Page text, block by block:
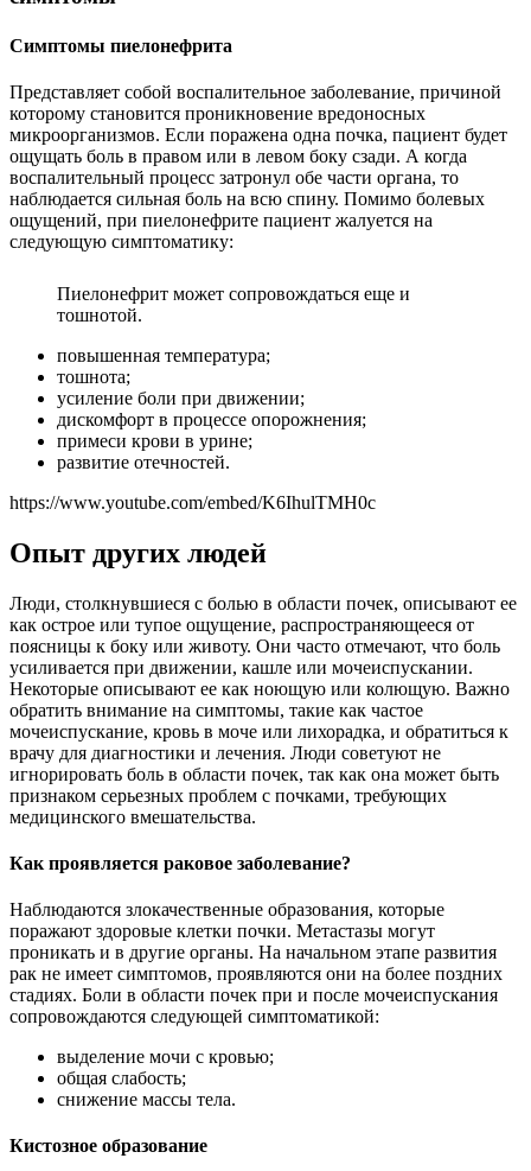
Симптомы пиелонефрита
Представляет собой воспалительное заболевание, причиной
которому становится проникновение вредоносных
микроорганизмов. Если поражена одна почка, пациент будет
ощущать боль в правом или в левом боку сзади. А когда
воспалительный процесс затронул обе части органа, то
наблюдается сильная боль на всю спину. Помимо болевых
ощущений, при пиелонефрите пациент жалуется на
следующую симптоматику:
Пиелонефрит может сопровождаться еще и
тошнотой.
повышенная температура;
тошнота;
усиление боли при движении;
дискомфорт в процессе опорожнения;
примеси крови в урине;
развитие отечностей.
https://www.youtube.com/embed/K6IhulTMH0c
Опыт других людей
Люди, столкнувшиеся с болью в области почек, описывают ее
как острое или тупое ощущение, распространяющееся от
поясницы к боку или животу. Они часто отмечают, что боль
усиливается при движении, кашле или мочеиспускании.
Некоторые описывают ее как ноющую или колющую. Важно
обратить внимание на симптомы, такие как частое
мочеиспускание, кровь в моче или лихорадка, и обратиться к
врачу для диагностики и лечения. Люди советуют не
игнорировать боль в области почек, так как она может быть
признаком серьезных проблем с почками, требующих
медицинского вмешательства.
Как проявляется раковое заболевание?
Наблюдаются злокачественные образования, которые
поражают здоровые клетки почки. Метастазы могут
проникать и в другие органы. На начальном этапе развития
рак не имеет симптомов, проявляются они на более поздних
стадиях. Боли в области почек при и после мочеиспускания
сопровождаются следующей симптоматикой:
выделение мочи с кровью;
общая слабость;
снижение массы тела.
Кистозное образование